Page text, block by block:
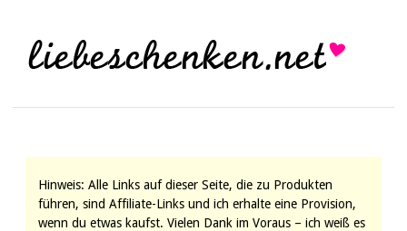
Hinweis: Alle Links auf dieser Seite, die zu Produkten
führen, sind Affiliate-Links und ich erhalte eine Provision,
wenn du etwas kaufst. Vielen Dank im Voraus – ich weiß es